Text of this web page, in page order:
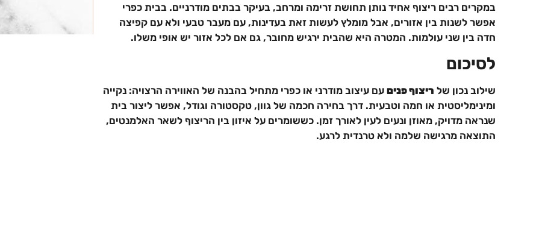
במקרים רבים ריצוף אחיד נותן תחושת זרימה ומרחב, בעיקר בבתים מודרניים. בבית כפרי
אפשר לשנות בין אזורים, אבל מומלץ לעשות זאת בעדינות, עם מעבר טבעי ולא עם קפיצה
חדה בין שני עולמות. המטרה היא שהבית ירגיש מחובר, גם אם לכל אזור יש אופי משלו.
לסיכום
שילוב נכון של ריצוף פנים עם עיצוב מודרני או כפרי מתחיל בהבנה של האווירה הרצויה: נקייה
ומינימליסטית או חמה וטבעית. דרך בחירה חכמה של גוון, טקסטורה וגודל, אפשר ליצור בית
שנראה מדויק, מאוזן ונעים לעין לאורך זמן. כששומרים על איזון בין הריצוף לשאר האלמנטים,
התוצאה מרגישה שלמה ולא טרנדית לרגע.